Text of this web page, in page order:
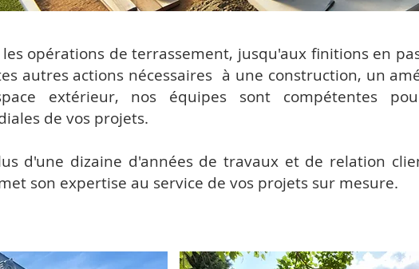
opérations de terrassement, jusqu'aux finitions en
autres actions nécessaires à une construction, un
extérieur, nos équipes sont compétentes
de vos projets.
d'une dizaine d'années de travaux et de relation
son expertise au service de vos projets sur mesure.